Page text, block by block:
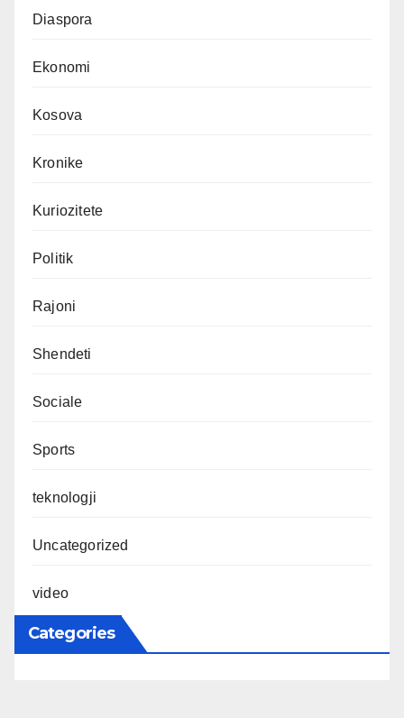
Diaspora
Ekonomi
Kosova
Kronike
Kuriozitete
Politik
Rajoni
Shendeti
Sociale
Sports
teknologji
Uncategorized
video
Categories